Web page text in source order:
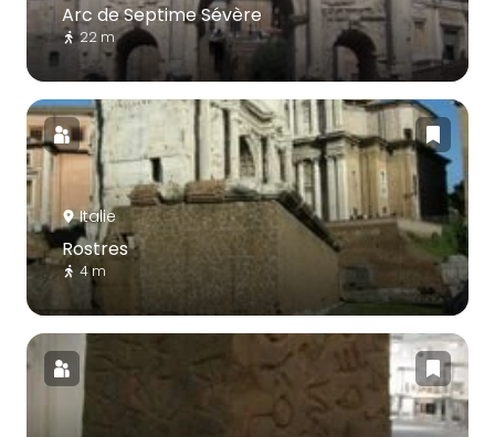
Arc de Septime Sévère
22 m
Italie
Rostres
4 m